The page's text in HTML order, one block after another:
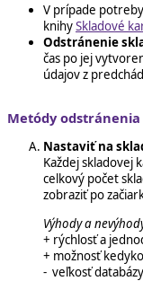
V prípade
knihySkladové
Odstránenie
čas po jej
údajov z
Metódy
Nastaviť na
Každej skladovej
celkový počet
zobraziť po
Výhody a
+ rýchlosť a
+ možnosť
- veľkosť